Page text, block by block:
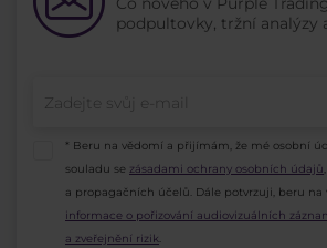
nalezení vPurpleZone.
klienta je definována podle
na kapitálovém trhu a začleněna
unifikované Evropské směrnice
obchodování svého účtu
požádat o výběr zisků či odpojení,
Tato služba investičních
regulována a může být
klientům, kteří si jsou vědomi
druh investování obnáší. Klienti
určité podmínky, jejichž splnění
dokumentu prokazujícího adresu
podpultovky, tržní analýzy
* Beru na vědomí a přijímám, že mé osobní
souladu se zásadami ochrany osobních údajů
a propagačních účelů. Dále potvrzuji, beru
informace o pořizování audiovizuálních
a zveřejnění rizik.